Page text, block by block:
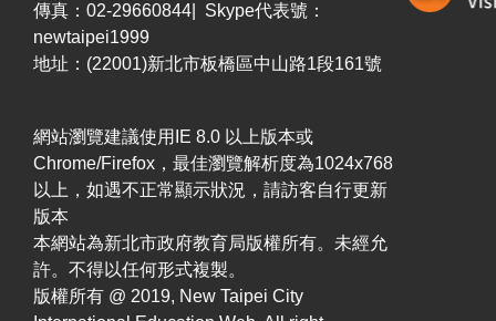
傳真：02-29660844| Skype代表號：
newtaipei1999
地址：(22001)新北市板橋區中山路1段161號
網站瀏覽建議使用IE 8.0 以上版本或
Chrome/Firefox，最佳瀏覽解析度為1024x768
以上，如遇不正常顯示狀況，請訪客自行更新
版本
本網站為新北市政府教育局版權所有。未經允
許。不得以任何形式複製。
版權所有 @ 2019, New Taipei City